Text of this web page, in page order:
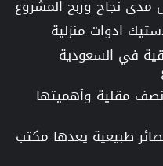
نجاح وربح المشروع
ادوات منزلية
في السعودية
مقلية وأهميتها
طبيعية يعدها مكتب